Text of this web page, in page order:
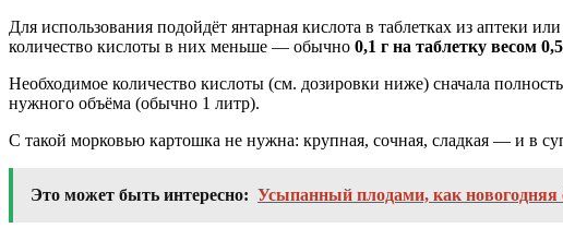
Для использования подойдёт янтарная кислота в таблетках из аптеки
количество кислоты в них меньше — обычно 0,1 г на таблетку весом 0,5
Необходимое количество кислоты (см. дозировки ниже) сначала
нужного объёма (обычно 1 литр).
С такой морковью картошка не нужна: крупная, сочная, сладкая — и в
Это может быть интересно: Усыпанный плодами, как новогодняя